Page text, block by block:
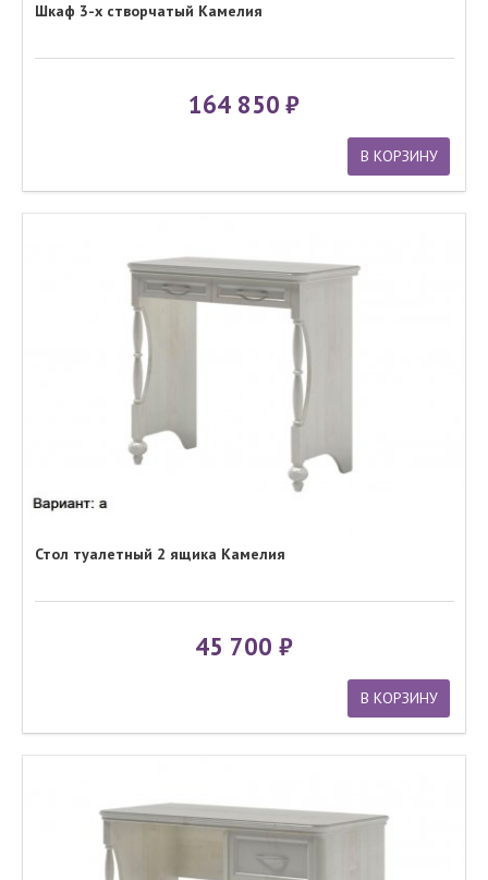
Шкаф 3-х створчатый Камелия
164 850
В КОРЗИНУ
Стол туалетный 2 ящика Камелия
45 700
В КОРЗИНУ